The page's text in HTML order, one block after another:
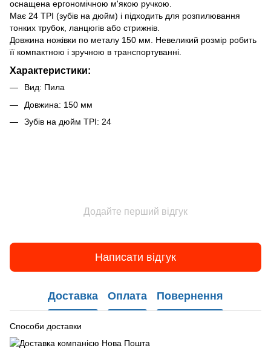
оснащена ергономічною м'якою ручкою.
Має 24 TPI (зубів на дюйм) і підходить для розпилювання
тонких трубок, ланцюгів або стрижнів.
Довжина ножівки по металу 150 мм. Невеликий розмір робить
її компактною і зручною в транспортуванні.
Характеристики:
Вид: Пила
Довжина: 150 мм
Зубів на дюйм TPI: 24
Додайте перший відгук
Написати відгук
Доставка Оплата Повернення
Способи доставки